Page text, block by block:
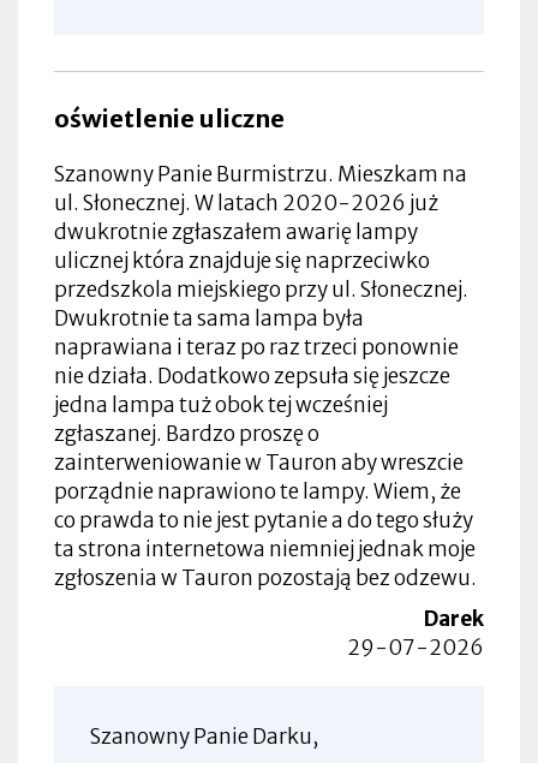
oświetlenie uliczne
Szanowny Panie Burmistrzu. Mieszkam na
ul. Słonecznej. W latach 2020-2026 już
dwukrotnie zgłaszałem awarię lampy
ulicznej która znajduje się naprzeciwko
przedszkola miejskiego przy ul. Słonecznej.
Dwukrotnie ta sama lampa była
naprawiana i teraz po raz trzeci ponownie
nie działa. Dodatkowo zepsuła się jeszcze
jedna lampa tuż obok tej wcześniej
zgłaszanej. Bardzo proszę o
zainterweniowanie w Tauron aby wreszcie
porządnie naprawiono te lampy. Wiem, że
co prawda to nie jest pytanie a do tego służy
ta strona internetowa niemniej jednak moje
zgłoszenia w Tauron pozostają bez odzewu.
Darek
29-07-2026
Szanowny Panie Darku,